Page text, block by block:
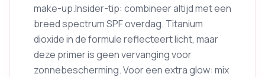
make-up.Insider-tip: combineer altijd met een
breed spectrum SPF overdag. Titanium
dioxide in de formule reflecteert licht, maar
deze primer is geen vervanging voor
zonnebescherming. Voor een extra glow: mix